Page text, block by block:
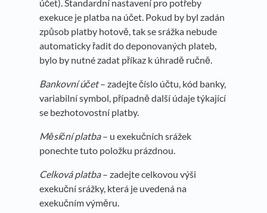
účet). Standardní nastavení pro potřeby
exekuce je platba na účet. Pokud by byl zadán
způsob platby hotově, tak se srážka nebude
automaticky řadit do deponovaných plateb,
bylo by nutné zadat příkaz k úhradě ručně.
Bankovní účet– zadejte číslo účtu, kód banky,
variabilní symbol, případně další údaje týkající
se bezhotovostní platby.
Měsíční platba– u exekučních srážek
ponechte tuto položku prázdnou.
Celková platba– zadejte celkovou výši
exekuční srážky, která je uvedená na
exekučním výměru.